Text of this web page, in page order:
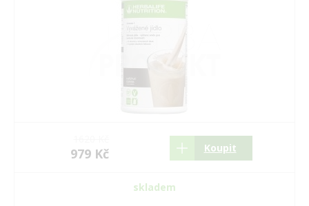
979 Kč Koupit
skladem